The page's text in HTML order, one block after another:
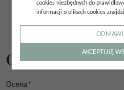
Gatunek
Kraj pochodzenia:
Opinie
Ocena*
cookies niezbędnych do
informacji o plikach cookies
AKCEPTUJĘ